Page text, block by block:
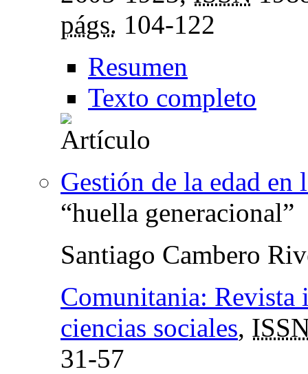
págs. 104-122
Resumen
Texto completo
Gestión de la edad en
“huella generacional”
Santiago Cambero
Comunitania: Revista
ciencias sociales,
31-57